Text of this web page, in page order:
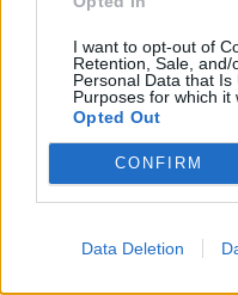
I want to opt-out of
Retention, Sale,
Personal Data that
Purposes for which it
Opted Out
CONFIRM
Data Deletion
Βόλτα στην αγορά
συνδυασμός της
ΑΛΛΑΖΟΥΜΕ